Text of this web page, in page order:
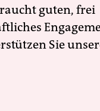
guten, frei
Sie